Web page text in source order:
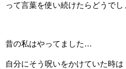
って言葉を使い続けたらどうでし
昔の私はやってました…
自分にそう呪いをかけていた時は